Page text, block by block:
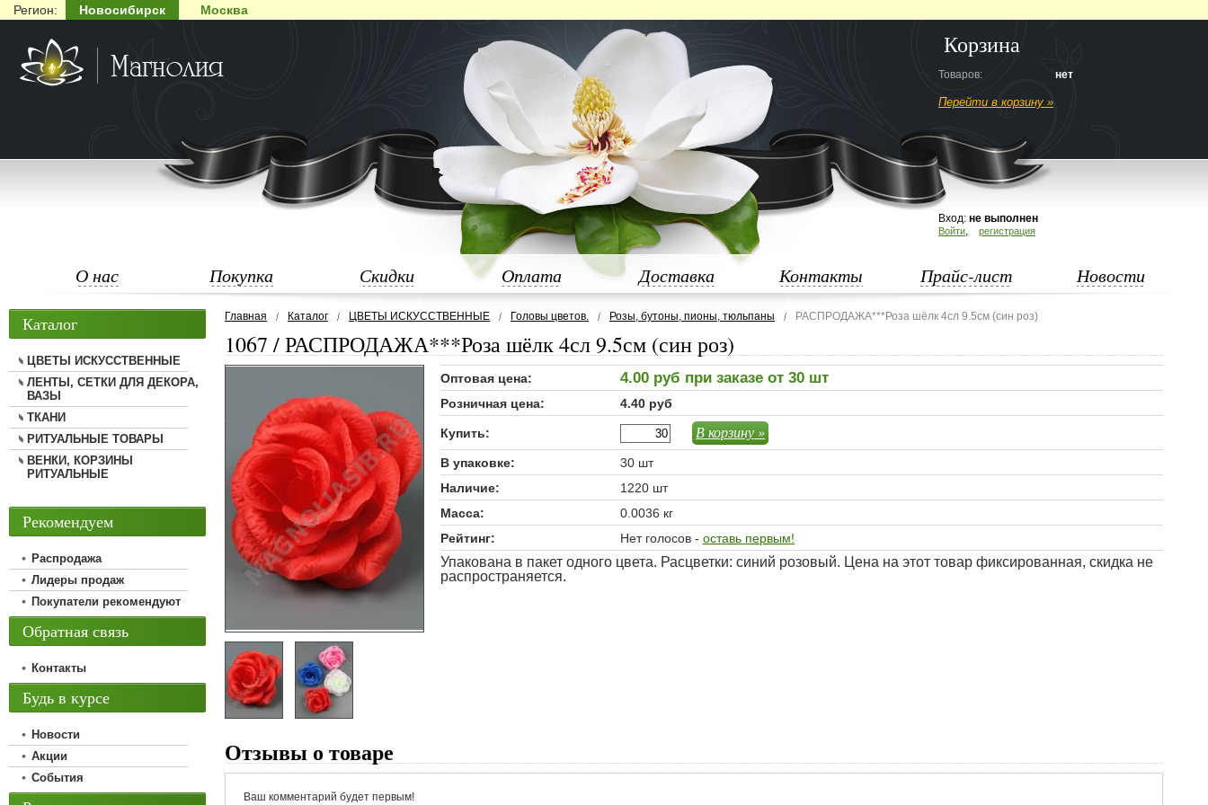
Регион: Новосибирск Москва
Корзина
Товаров: нет
Перейти в корзину »
Вход: не выполнен
Войти, регистрация
О нас Покупка Скидки Оплата Доставка Контакты Прайс-лист Новости
Главная Каталог ЦВЕТЫ ИСКУССТВЕННЫЕ Головы цветов. Розы, бутоны, пионы, тюльпаны РАСПРОДАЖА***Роза шёлк 4сл 9.5см (син роз)
1067 / РАСПРОДАЖА***Роза шёлк 4сл 9.5см (син роз)
Оптовая цена: 4.00 руб при заказе от 30 шт
Розничная цена: 4.40 руб
Купить: В корзину »
В упаковке:
30 шт
Наличие:
1220 шт
Масса:
0.0036 кг
Рейтинг:
Нет голосов - оставь первым!
Упакована в пакет одного цвета. Расцветки: синий розовый. Цена на этот товар фиксированная, скидка не
распространяется.
Отзывы о товаре
Ваш комментарий будет первым!
Каталог
ЦВЕТЫ ИСКУССТВЕННЫЕ
ЛЕНТЫ, СЕТКИ ДЛЯ ДЕКОРА,
ВАЗЫ
ТКАНИ
РИТУАЛЬНЫЕ ТОВАРЫ
ВЕНКИ, КОРЗИНЫ
РИТУАЛЬНЫЕ
Рекомендуем
Распродажа
Лидеры продаж
Покупатели рекомендуют
Обратная связь
Контакты
Будь в курсе
Новости
Акции
События